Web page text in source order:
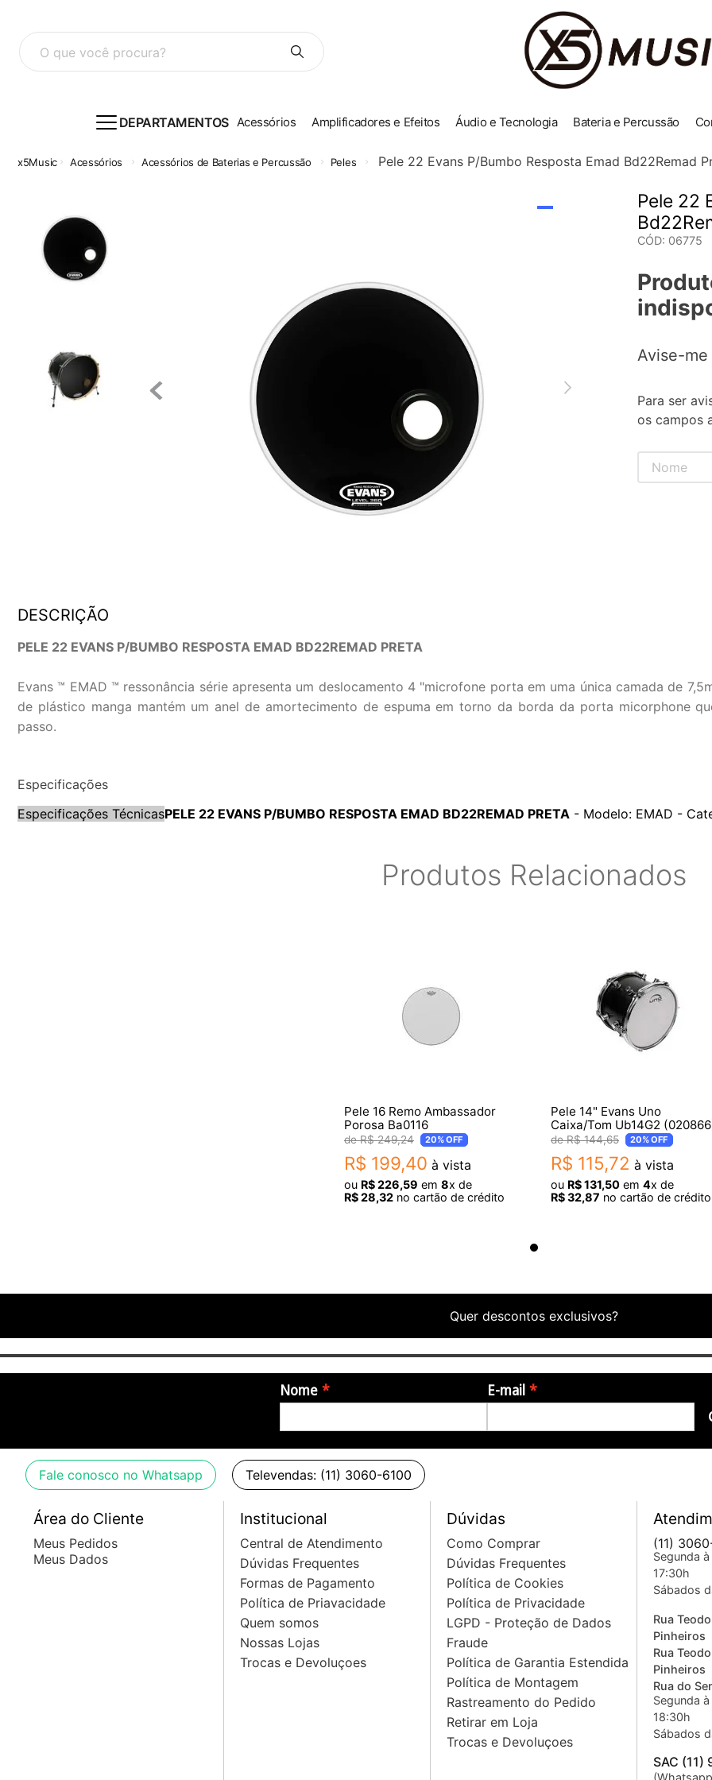
O que você procura?
DEPARTAMENTOS Acessórios Amplificadores e Efeitos Áudio e Tecnologia Bateria e Percussão
Acessórios Acessórios de Baterias e Percussão Peles Pele 22 Evans P/Bumbo Resposta Emad Bd22Remad
Pele 22
CÓD: 06775
Avise-me
Para ser
os campos
DESCRIÇÃO
PELE 22 EVANS P/BUMBO RESPOSTA EMAD BD22REMAD PRETA
Evans ™ EMAD ™ ressonância série apresenta um deslocamento 4 "microfone porta em uma única camada de
de plástico manga mantém um anel de amortecimento de espuma em torno da borda da porta micorphone
passo.
Especificações
Especificações TécnicasPELE 22 EVANS P/BUMBO RESPOSTA EMAD BD22REMAD PRETA - Modelo: EMAD -
Produtos Relacionados
Pele 16 Remo Ambassador
Porosa Ba0116
R$ 249,24 20%OFF
R$ 199,40 à vista
ou R$226,59 em 8x de
R$28,32 no cartão de crédito
Pele 14" Evans Uno
Caixa/Tom Ub14G2
R$ 144,65 20%OFF
R$ 115,72 à vista
ou R$131,50 em 4x de
R$32,87 no cartão de crédito
Quer descontos exclusivos?
Nome E-mail
Fale conosco no Whatsapp Televendas: (11) 3060-6100
Área do Cliente
Meus Pedidos
Meus Dados
Institucional
Central de Atendimento
Dúvidas Frequentes
Formas de Pagamento
Política de Priavacidade
Quem somos
Nossas Lojas
Trocas e Devoluçoes
Dúvidas
Como Comprar
Dúvidas Frequentes
Política de Cookies
Política de Privacidade
LGPD - Proteção de Dados
Fraude
Política de Garantia Estendida
Política de Montagem
Rastreamento do Pedido
Retirar em Loja
Trocas e Devoluçoes
(11)
Segunda
17:30h
Sábados
Rua
Pinheiros
Rua
Pinheiros
Rua do
Segunda
18:30h
Sábados
SAC (11)